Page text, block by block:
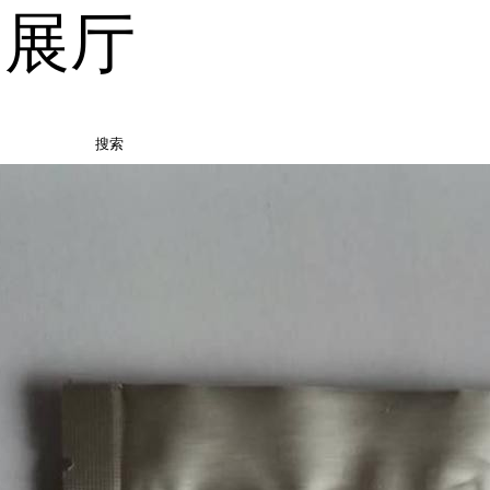
厅
搜索